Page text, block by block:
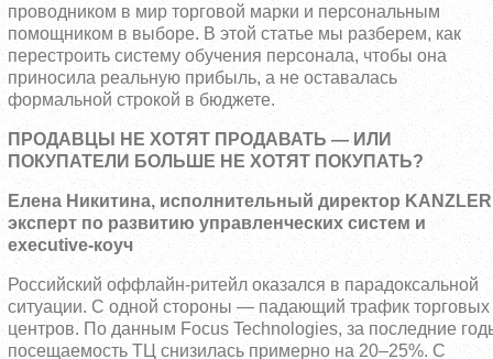
проводником в мир торговой марки и персональным
помощником в выборе. В этой статье мы разберем, как
перестроить систему обучения персонала, чтобы она
приносила реальную прибыль, а не оставалась
формальной строкой в бюджете.
ПРОДАВЦЫ НЕ ХОТЯТ ПРОДАВАТЬ — ИЛИ
ПОКУПАТЕЛИ БОЛЬШЕ НЕ ХОТЯТ ПОКУПАТЬ?
Елена Никитина, исполнительный директор
эксперт по развитию управленческих систем и
executive-коуч
Российский оффлайн-ритейл оказался в парадоксальной
ситуации. С одной стороны — падающий трафик торговых
центров. По данным Focus Technologies, за последние
посещаемость ТЦ снизилась примерно на 20–25%. С